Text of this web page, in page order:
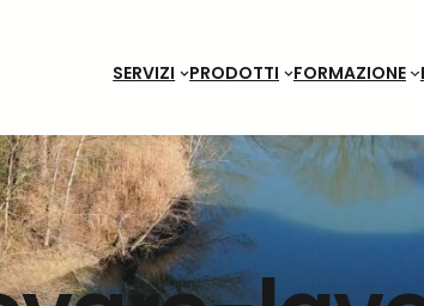
SERVIZI PRODOTTI FORMAZIONE